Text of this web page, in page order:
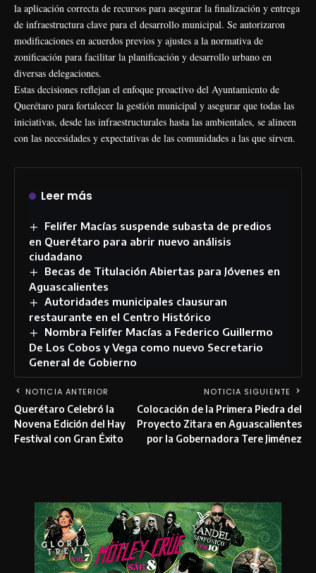
la aplicación correcta de recursos para asegurar la finalización y entrega
de infraestructura clave para el desarrollo municipal. Se autorizaron
modificaciones en acuerdos previos y ajustes a la normativa de
zonificación para facilitar la planificación y desarrollo urbano en
diversas delegaciones.
Estas decisiones reflejan el enfoque proactivo del Ayuntamiento de
Querétaro para fortalecer la gestión municipal y asegurar que todas las
iniciativas, desde las infraestructurales hasta las ambientales, se alineen
con las necesidades y expectativas de las comunidades a las que sirven.
Leer más
Felifer Macías suspende subasta de predios
en Querétaro para abrir nuevo análisis
ciudadano
Becas de Titulación Abiertas para Jóvenes en
Aguascalientes
Autoridades municipales clausuran
restaurante en el Centro Histórico
Nombra Felifer Macías a Federico Guillermo
De Los Cobos y Vega como nuevo Secretario
General de Gobierno
NOTICIA ANTERIOR
Querétaro Celebró la
Novena Edición del Hay
Festival con Gran Éxito
NOTICIA SIGUIENTE
Colocación de la Primera Piedra del
Proyecto Zitara en Aguascalientes
por la Gobernadora Tere Jiménez